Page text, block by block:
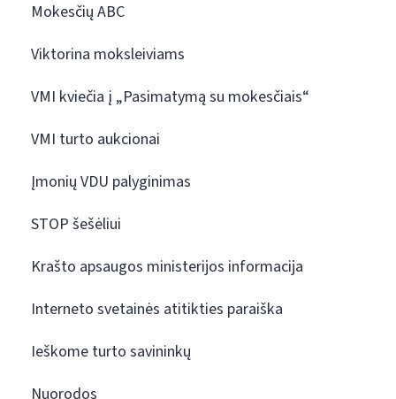
Mokesčių ABC
Viktorina moksleiviams
VMI kviečia į „Pasimatymą su mokesčiais“
VMI turto aukcionai
Įmonių VDU palyginimas
STOP šešėliui
Krašto apsaugos ministerijos informacija
Interneto svetainės atitikties paraiška
Ieškome turto savininkų
Nuorodos